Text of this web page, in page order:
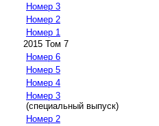
Номер 3
Номер 2
Номер 1
2015 Том 7
Номер 6
Номер 5
Номер 4
Номер 3
(специальный выпуск)
Номер 2